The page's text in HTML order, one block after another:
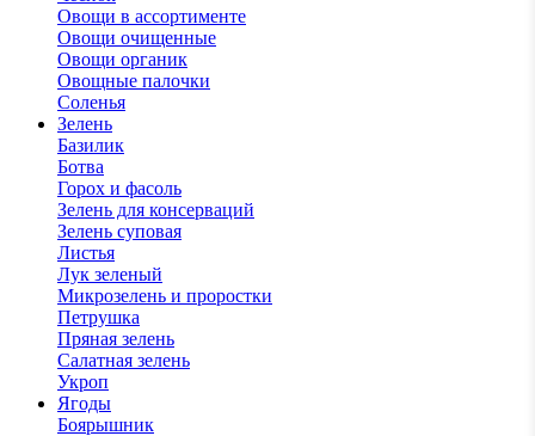
Овощи в ассортименте
Овощи очищенные
Овощи органик
Овощные палочки
Соленья
Зелень
Базилик
Ботва
Горох и фасоль
Зелень для консерваций
Зелень суповая
Листья
Лук зеленый
Микрозелень и проростки
Петрушка
Пряная зелень
Салатная зелень
Укроп
Ягоды
Боярышник